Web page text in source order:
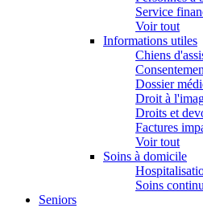
Service
Voir tout
Informations utiles
Chiens
Dossier
Droit à
Droits et
Factures
Voir tout
Soins à domicile
Soins
Seniors